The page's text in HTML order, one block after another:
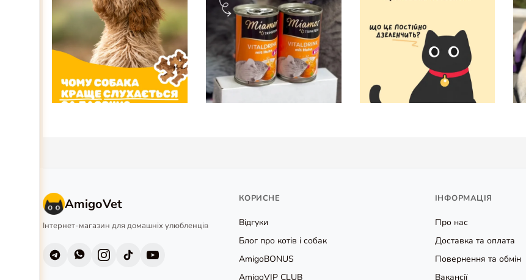
AmigoVet
Інтернет-магазин для домашніх улюбленців
КОРИСНЕ
Відгуки
Блог про котів і собак
AmigoBONUS
AmigoVIP CLUB
ІНФОРМАЦІЯ
Про нас
Доставка та оплата
Повернення та обмін
Вакансії